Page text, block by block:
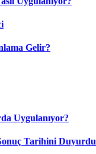
Gelir?
Uygulanıyor?
Tarihini Duyurdu